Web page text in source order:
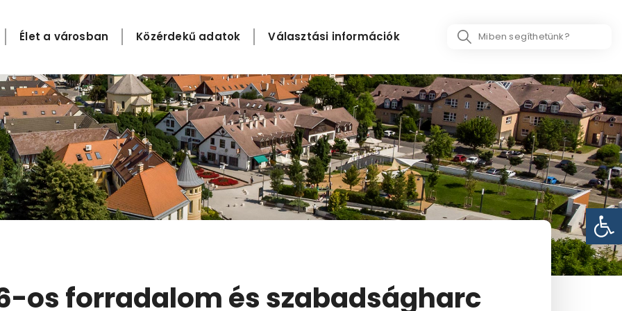
Élet a városban Közérdekű adatok Választási információk
Search
os forradalom és szabadságharc